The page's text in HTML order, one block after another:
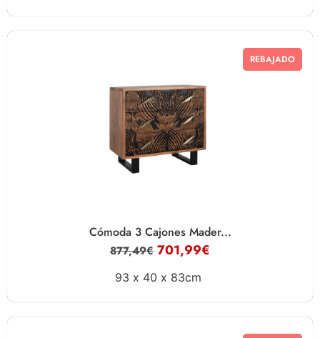
REBAJADO
Cómoda 3 Cajones Mader...
877,49€ 701,99€
93 x 40 x 83cm